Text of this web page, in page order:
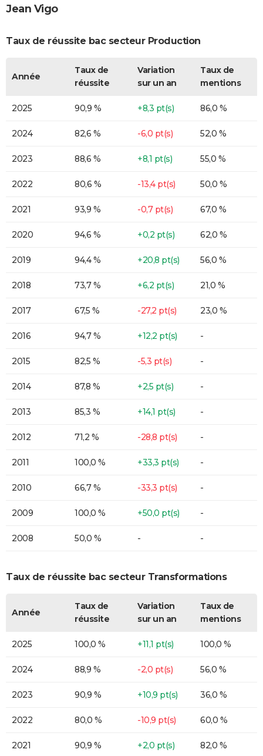
Jean Vigo
Taux de réussite bac secteur Production
Année
Taux de
réussite
Variation
sur un an
Taux de
mentions
2025 90,9 % +8,3 pt(s) 86,0 %
2024 82,6 % -6,0 pt(s) 52,0 %
2023 88,6 % +8,1 pt(s) 55,0 %
2022 80,6 % -13,4 pt(s) 50,0 %
2021 93,9 % -0,7 pt(s) 67,0 %
2020 94,6 % +0,2 pt(s) 62,0 %
2019 94,4 % +20,8 pt(s) 56,0 %
2018 73,7 % +6,2 pt(s) 21,0 %
2017 67,5 % -27,2 pt(s) 23,0 %
2016 94,7 % +12,2 pt(s) -
2015 82,5 % -5,3 pt(s) -
2014 87,8 % +2,5 pt(s) -
2013 85,3 % +14,1 pt(s) -
2012 71,2 % -28,8 pt(s) -
2011 100,0 % +33,3 pt(s) -
2010 66,7 % -33,3 pt(s) -
2009 100,0 % +50,0 pt(s) -
2008 50,0 % - -
Taux de réussite bac secteur Transformations
Année
Taux de
réussite
Variation
sur un an
Taux de
mentions
2025 100,0 % +11,1 pt(s) 100,0 %
2024 88,9 % -2,0 pt(s) 56,0 %
2023 90,9 % +10,9 pt(s) 36,0 %
2022 80,0 % -10,9 pt(s) 60,0 %
2021 90,9 % +2,0 pt(s) 82,0 %